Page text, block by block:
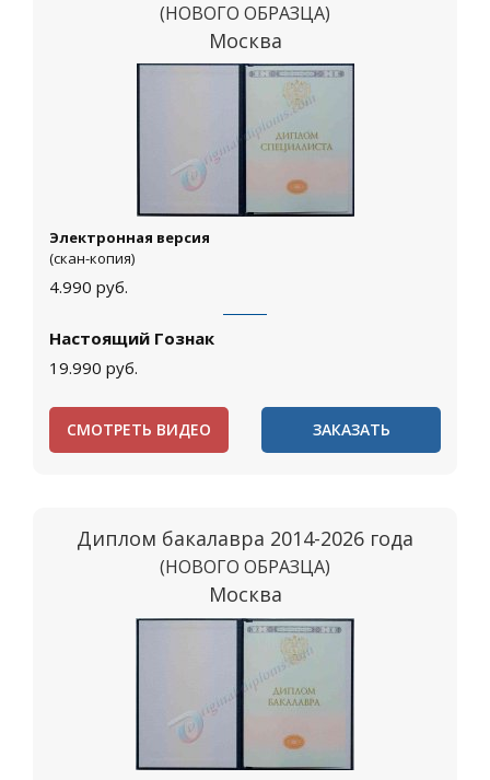
(НОВОГО ОБРАЗЦА)
Москва
Электронная версия
(скан-копия)
4.990 руб.
Настоящий Гознак
19.990 руб.
СМОТРЕТЬ ВИДЕО ЗАКАЗАТЬ
Диплом бакалавра 2014-2026 года
(НОВОГО ОБРАЗЦА)
Москва